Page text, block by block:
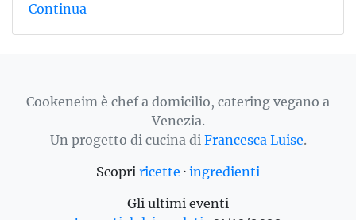
Continua
Cookeneim è chef a domicilio, catering vegano a
Venezia.
Un progetto di cucina di Francesca Luise.
Scopri ricette · ingredienti
Gli ultimi eventi